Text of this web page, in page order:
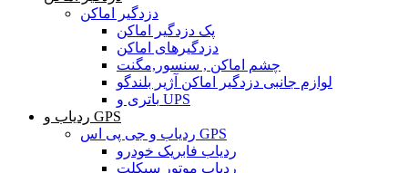
دزدگیر اماکن
پک دزدگیر اماکن
دزدگیرهای اماکن
چشم اماکن , سنسور,مگنت
لوازم جانبی دزدگیر اماکن آژیر بلندگو
باتری و UPS
ردیاب و GPS
ردیاب و جی پی اس GPS
ردیاب فابریک خودرو
ردیاب موتور سیکلت